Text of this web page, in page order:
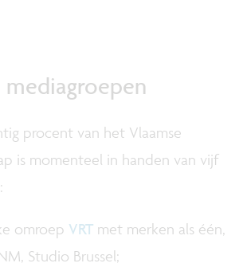
procent van het Vlaamse
is momenteel in handen van vijf
omroep VRT met merken als één,
Studio Brussel;